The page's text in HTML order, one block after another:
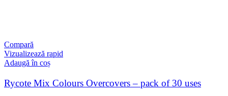
Compară
Vizualizează rapid
Adaugă în coș
Rycote Mix Colours Overcovers – pack of 30 uses